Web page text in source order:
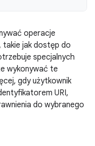
operacje
takie jak dostęp do
specjalnych
wykonywać te
gdy użytkownik
URI,
do wybranego